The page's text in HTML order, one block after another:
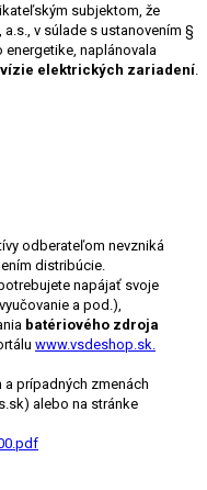
subjektom, že
v súlade s ustanovením §
energetike, naplánovala
elektrických zariadení
odberateľom nevzniká
distribúcie
napájať svoje
a pod.),
batériového zdroja
www.vsdeshop.sk.
prípadných zmenách
alebo na stránke